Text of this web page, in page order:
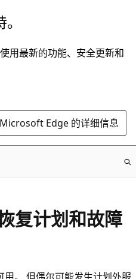
用最新的功能、安全更新和
Edge 的详细信息
复计划和故障
。 但偶尔可能发生计划外服